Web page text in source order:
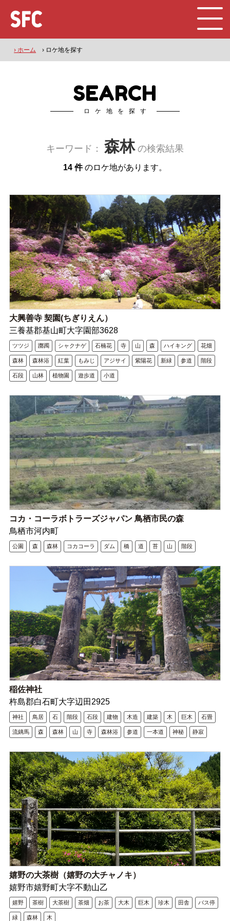
› ホーム › ロケ地を探す
SEARCH
ロケ地を探す
キーワード： 森林の検索結果
14 件のロケ地があります。
大興善寺 契園(ちぎりえん）
三養基郡基山町大字園部3628
ツツジ 躑躅 シャクナゲ 石楠花 寺 山 森 ハイキング 花畑
森林 森林浴 紅葉 もみじ アジサイ 紫陽花 新緑 参道 階段
石段 山林 植物園 遊歩道 小道
コカ・コーラボトラーズジャパン 鳥栖市民の森
鳥栖市河内町
公園 森 森林 コカコーラ ダム 橋 道 苔 山 階段
稲佐神社
杵島郡白石町大字辺田2925
神社 鳥居 石 階段 石段 建物 木造 建築 木 巨木 石畳
流鏑馬 森 森林 山 寺 森林浴 参道 一本道 神秘 静寂
嬉野の大茶樹（嬉野の大チャノキ）
嬉野市嬉野町大字不動山乙
嬉野 茶樹 大茶樹 茶畑 お茶 大木 巨木 珍木 田舎 バス停
緑 森林 木